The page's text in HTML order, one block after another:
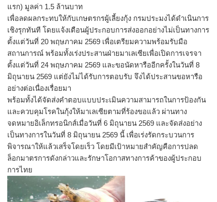
แรก) มูลค่า 1.5 ล้านบาท
เพื่อลดผลกระทบให้กับเกษตรกรผู้เลี้ยงกุ้ง กรมประมงได้ดำเนินการ
เชิงรุกทันที โดยแจ้งเตือนผู้ประกอบการส่งออกอย่างไม่เป็นทางการ
ตั้งแต่วันที่ 20 พฤษภาคม 2569 เพื่อเตรียมความพร้อมรับมือ
สถานการณ์ พร้อมทั้งเร่งประสานฝ่ายมาเลเซียเพื่อเปิดการเจรจา
ตั้งแต่วันที่ 24 พฤษภาคม 2569 และขอนัดหารืออีกครั้งในวันที่ 8
มิถุนายน 2569 แต่ยังไม่ได้รับการตอบรับ จึงได้ประสานขอหารือ
อย่างต่อเนื่องเรื่อยมา
พร้อมทั้งได้จัดส่งคำตอบแบบประเมินความสามารถในการป้องกัน
และควบคุมโรคในกุ้งให้มาเลเซียตามที่ร้องขอแล้ว ผ่านทาง
จดหมายอิเล็กทรอนิกส์เมื่อวันที่ 6 มิถุนายน 2569 และจัดส่งอย่าง
เป็นทางการในวันที่ 8 มิถุนายน 2569 นี้ เพื่อเร่งรัดกระบวนการ
พิจารณาให้แล้วเสร็จโดยเร็ว โดยมีเป้าหมายสำคัญคือการปลด
ล็อกมาตรการดังกล่าวและรักษาโอกาสทางการค้าของผู้ประกอบ
การไทย